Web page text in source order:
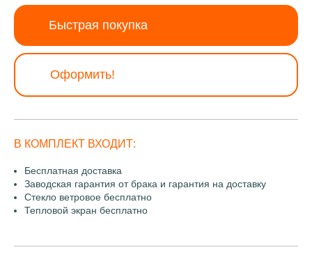
Быстрая покупка
Оформить!
В КОМПЛЕКТ ВХОДИТ:
Бесплатная доставка
Заводская гарантия от брака и гарантия на доставку
Стекло ветровое бесплатно
Тепловой экран бесплатно